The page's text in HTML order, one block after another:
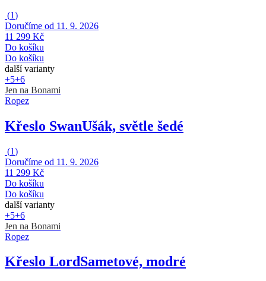
(1)
Doručíme od 11. 9. 2026
11 299 Kč
Do košíku
Do košíku
další varianty
+5+6
Jen na Bonami
Ropez
Křeslo SwanUšák, světle šedé
(1)
Doručíme od 11. 9. 2026
11 299 Kč
Do košíku
Do košíku
další varianty
+5+6
Jen na Bonami
Ropez
Křeslo LordSametové, modré